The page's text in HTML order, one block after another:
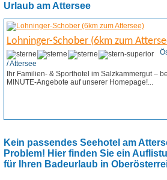
Urlaub am Attersee
Lohninger-Schober (6km zum
/ Attersee
Ihr Familien- & Sporthotel im Salzkammergut –
MINUTE-Angebote auf unserer Homepage!...
Kein passendes Seehotel am
Problem! Hier finden Sie ein
für Ihren Badeurlaub in